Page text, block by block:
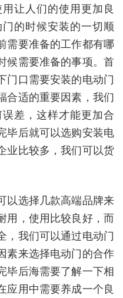
让人们的使用更加良
的时候安装的一切顺
需要准备的工作都有哪
候需要准备的事项。首
门口需要安装的电动门
合适的重要因素，我们
差，这样才能更加合
毕后就可以选购安装电
业比较多，我们可以货
以选择几款高端品牌来
用，使用比较良好，而
，我们可以通过电动门
素来选择电动门的合作
毕后海需要了解一下相
应用中需要养成一个良